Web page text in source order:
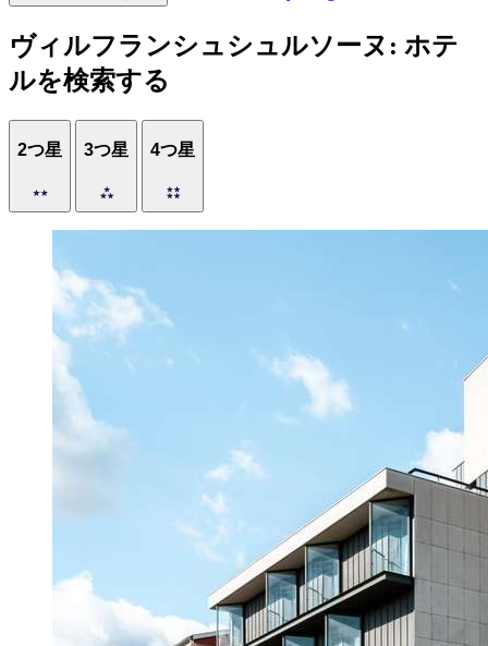
ヴィルフランシュシュルソーヌ: ホテ
ルを検索する
2つ星 3つ星 4つ星